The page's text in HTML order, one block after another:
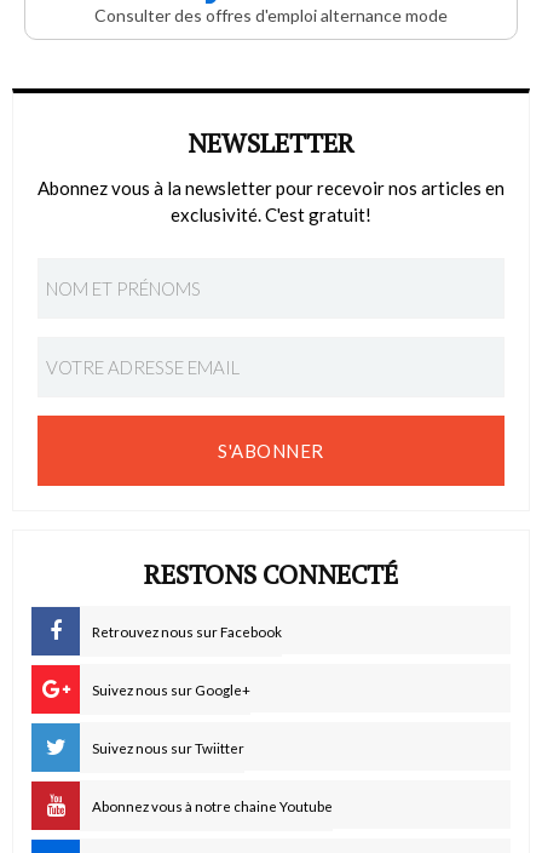
Consulter des offres d'emploi alternance mode
NEWSLETTER
Abonnez vous à la newsletter pour recevoir nos articles en
exclusivité. C'est gratuit!
S'ABONNER
RESTONS CONNECTÉ
Retrouvez nous sur Facebook
Suivez nous sur Google+
Suivez nous sur Twiitter
Abonnez vous à notre chaine Youtube